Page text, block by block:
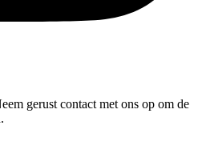
gerust contact met ons op om de